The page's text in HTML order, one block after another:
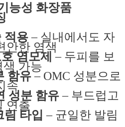
능성 화장품
적용– 실내에서도 자
안한 염색
염모제 – 두피를 보
색 가능
함유– OMC 성분으로
속
성분 함유– 부드럽고
연출
림 타입 – 균일한 발림